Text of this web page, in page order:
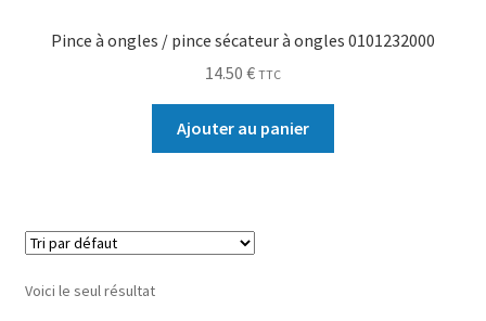
Pince à ongles / pince sécateur à ongles 0101232000
14.50 € TTC
Ajouter au panier
Voici le seul résultat